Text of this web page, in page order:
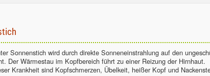
Sonnenstich wird durch direkte Sonneneinstrahlung auf den
Der Wärmestau im Kopfbereich führt zu einer Reizung der Hirnhaut.
Krankheit sind Kopfschmerzen, Übelkeit, heißer Kopf und